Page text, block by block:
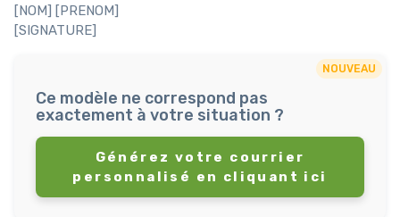
[NOM] [PRENOM]
[SIGNATURE]
NOUVEAU
Ce modèle ne correspond pas
exactement à votre situation ?
Générez votre courrier
personnalisé en cliquant ici